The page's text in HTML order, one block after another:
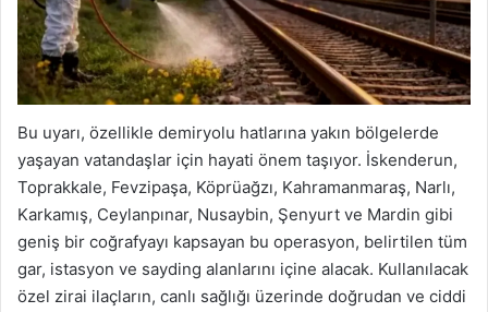
Bu uyarı, özellikle demiryolu hatlarına yakın bölgelerde
yaşayan vatandaşlar için hayati önem taşıyor. İskenderun,
Toprakkale, Fevzipaşa, Köprüağzı, Kahramanmaraş, Narlı,
Karkamış, Ceylanpınar, Nusaybin, Şenyurt ve Mardin gibi
geniş bir coğrafyayı kapsayan bu operasyon, belirtilen tüm
gar, istasyon ve sayding alanlarını içine alacak. Kullanılacak
özel zirai ilaçların, canlı sağlığı üzerinde doğrudan ve ciddi